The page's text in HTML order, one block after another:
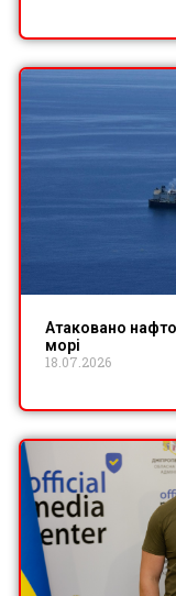
Атаковано
морі
18.07.2026